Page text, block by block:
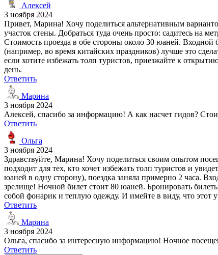
Алексей
3 ноября 2024
Привет, Марина! Хочу поделиться альтернативным
участок стены. Добраться туда очень просто: садитесь на
Стоимость проезда в обе стороны около 30 юаней. Входной
(например, во время китайских праздников) лучше это
если хотите избежать толп туристов, приезжайте к
день.
Ответить
Марина
3 ноября 2024
Алексей, спасибо за информацию! А как насчет гидов?
Ответить
Ольга
3 ноября 2024
Здравствуйте, Марина! Хочу поделиться своим опытом
подходит для тех, кто хочет избежать толп туристов и
юаней в одну сторону), поездка заняла примерно 2 часа.
зрелище! Ночной билет стоит 80 юаней. Бронировать
собой фонарик и теплую одежду. И имейте в виду, что этот
Ответить
Марина
3 ноября 2024
Ольга, спасибо за интересную информацию! Ночное
Ответить